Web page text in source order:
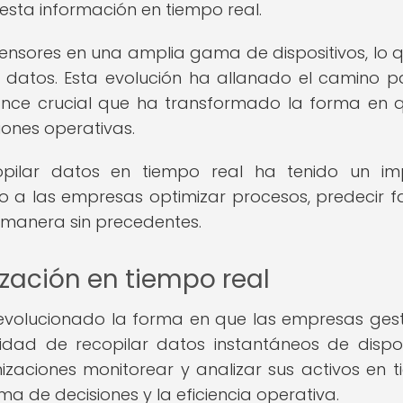
información en tiempo real.
en una amplia gama de dispositivos, lo
Esta evolución ha allanado el camino
crucial que ha transformado la forma en
operativas.
datos en tiempo real ha tenido un
a las empresas optimizar procesos, predecir
sin precedentes.
en tiempo real
la forma en que las empresas
de recopilar datos instantáneos de
monitorear y analizar sus activos en
de decisiones y la eficiencia operativa.